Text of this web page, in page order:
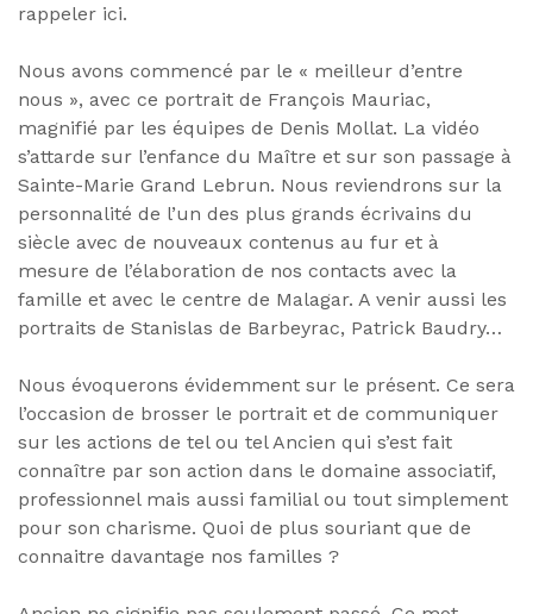
rappeler ici.
Nous avons commencé par le « meilleur d’entre
nous », avec ce portrait de François Mauriac,
magnifié par les équipes de Denis Mollat. La vidéo
s’attarde sur l’enfance du Maître et sur son passage à
Sainte-Marie Grand Lebrun. Nous reviendrons sur la
personnalité de l’un des plus grands écrivains du
siècle avec de nouveaux contenus au fur et à
mesure de l’élaboration de nos contacts avec la
famille et avec le centre de Malagar. A venir aussi les
portraits de Stanislas de Barbeyrac, Patrick Baudry…
Nous évoquerons évidemment sur le présent. Ce sera
l’occasion de brosser le portrait et de communiquer
sur les actions de tel ou tel Ancien qui s’est fait
connaître par son action dans le domaine associatif,
professionnel mais aussi familial ou tout simplement
pour son charisme. Quoi de plus souriant que de
connaitre davantage nos familles ?